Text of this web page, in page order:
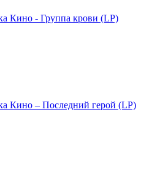
Кино - Группа крови (LP)
Кино – Последний герой (LP)